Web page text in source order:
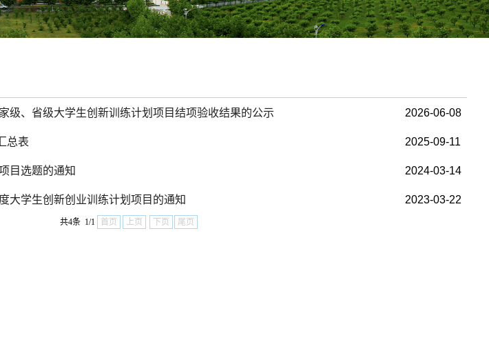
级、省级大学生创新训练计划项目结项验收结果的公示 2026-06-08
总表 2025-09-11
目选题的通知 2024-03-14
大学生创新创业训练计划项目的通知 2023-03-22
共4条 1/1 首页 上页 下页 尾页